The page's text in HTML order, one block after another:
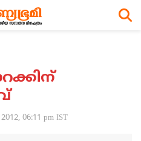
06:11 pm IST